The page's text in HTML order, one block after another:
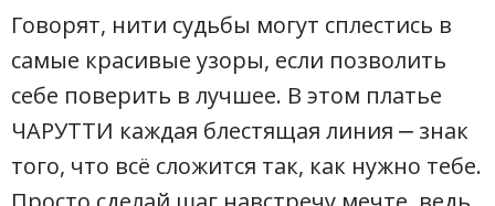
Говорят, нити судьбы могут сплестись в
самые красивые узоры, если позволить
себе поверить в лучшее. В этом платье
ЧАРУТТИ каждая блестящая линия ‒ знак
того, что всё сложится так, как нужно тебе.